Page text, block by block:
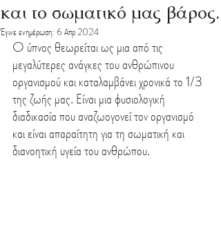
και το σωματικό μας βάρος.
Έγινε ενημέρωση: 6 Απρ 2024
O ύπνος θεωρείται ως μια από τις
μεγαλύτερες ανάγκες του ανθρώπινου
οργανισμού και καταλαμβάνει χρονικά το 1/3
της ζωής μας. Είναι μια φυσιολογική
διαδικασία που αναζωογονεί τον οργανισμό
και είναι απαραίτητη για τη σωματική και
διανοητική υγεία του ανθρώπου.